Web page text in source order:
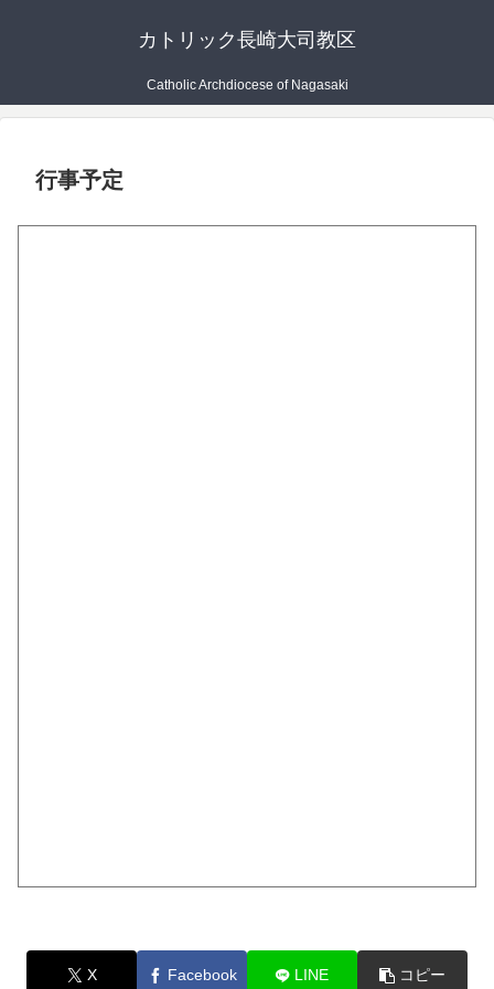
カトリック長崎大司教区
Catholic Archdiocese of Nagasaki
行事予定
X Facebook LINE コピー